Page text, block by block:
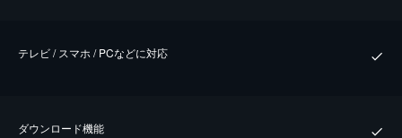
テレビ / スマホ / PCなどに対応
ダウンロード機能